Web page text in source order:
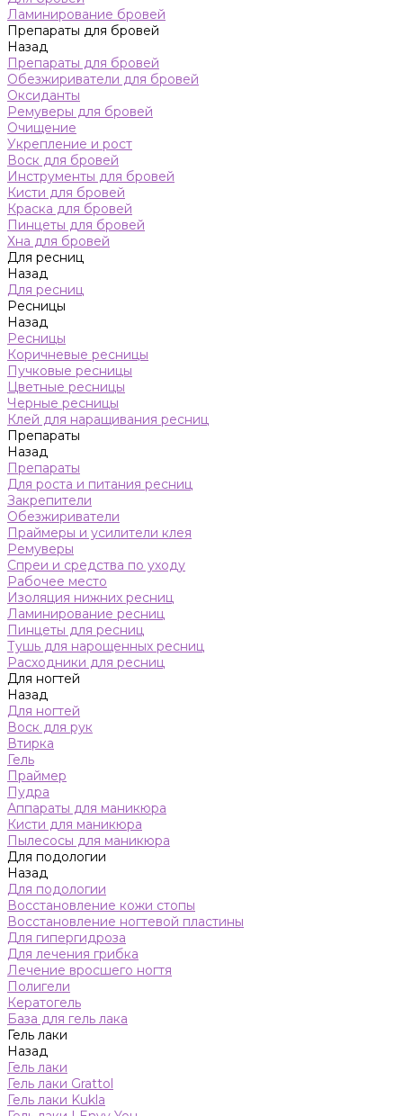
Ламинирование бровей
Препараты для бровей
Назад
Препараты для бровей
Обезжириватели для бровей
Оксиданты
Ремуверы для бровей
Очищение
Укрепление и рост
Воск для бровей
Инструменты для бровей
Кисти для бровей
Краска для бровей
Пинцеты для бровей
Хна для бровей
Для ресниц
Назад
Для ресниц
Ресницы
Назад
Ресницы
Коричневые ресницы
Пучковые ресницы
Цветные ресницы
Черные ресницы
Клей для наращивания ресниц
Препараты
Назад
Препараты
Для роста и питания ресниц
Закрепители
Обезжириватели
Праймеры и усилители клея
Ремуверы
Спреи и средства по уходу
Рабочее место
Изоляция нижних ресниц
Ламинирование ресниц
Пинцеты для ресниц
Тушь для нарощенных ресниц
Расходники для ресниц
Для ногтей
Назад
Для ногтей
Воск для рук
Втирка
Гель
Праймер
Пудра
Аппараты для маникюра
Кисти для маникюра
Пылесосы для маникюра
Для подологии
Назад
Для подологии
Восстановление кожи стопы
Восстановление ногтевой пластины
Для гипергидроза
Для лечения грибка
Лечение вросшего ногтя
Полигели
Кератогель
База для гель лака
Гель лаки
Назад
Гель лаки
Гель лаки Grattol
Гель лаки Kukla